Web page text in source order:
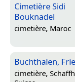
Cimetière Sidi
Bouknadel
cimetière, Maroc
Buchthalen,
cimetière,